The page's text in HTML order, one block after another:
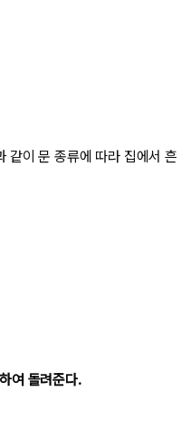
같이 문 종류에 따라 집에서 흔
여 돌려준다.